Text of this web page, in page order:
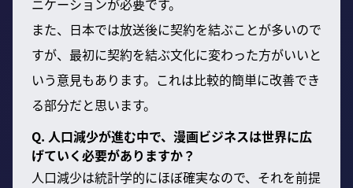
ニケーションが必要です。
また、日本では放送後に契約を結ぶことが多いので
すが、最初に契約を結ぶ文化に変わった方がいいと
いう意見もあります。これは比較的簡単に改善でき
る部分だと思います。
Q. 人口減少が進む中で、漫画ビジネスは世界に広
げていく必要がありますか？
人口減少は統計学的にほぼ確実なので、それを前提